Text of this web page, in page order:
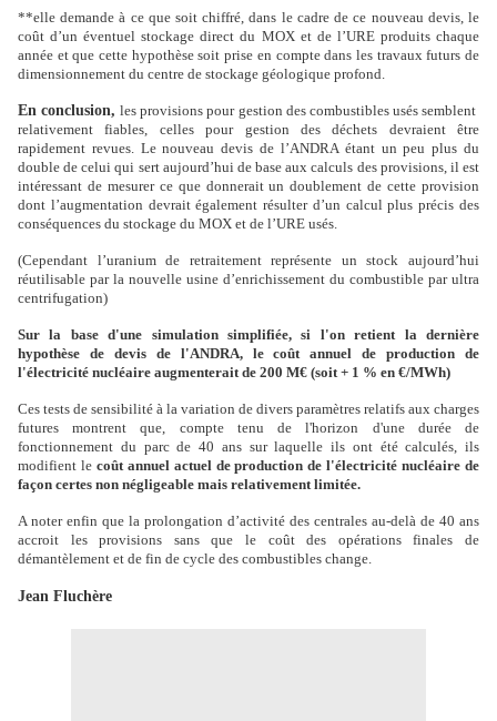
**elle demande à ce que soit chiffré, dans le cadre de ce nouveau devis, le
coût d’un éventuel stockage direct du MOX et de l’URE produits chaque
année et que cette hypothèse soit prise en compte dans les travaux futurs de
dimensionnement du centre de stockage géologique profond.
En conclusion, les provisions pour gestion des combustibles usés semblent
relativement fiables, celles pour gestion des déchets devraient être
rapidement revues. Le nouveau devis de l’ANDRA étant un peu plus du
double de celui qui sert aujourd’hui de base aux calculs des provisions, il est
intéressant de mesurer ce que donnerait un doublement de cette provision
dont l’augmentation devrait également résulter d’un calcul plus précis des
conséquences du stockage du MOX et de l’URE usés.
(Cependant l’uranium de retraitement représente un stock aujourd’hui
réutilisable par la nouvelle usine d’enrichissement du combustible par ultra
centrifugation)
Sur la base d'une simulation simplifiée, si l'on retient la dernière
hypothèse de devis de l'ANDRA, le coût annuel de production de
l'électricité nucléaire augmenterait de 200 M€ (soit+ 1 % en €/MWh)
Ces tests de sensibilité à la variation de divers paramètres relatifs aux charges
futures montrent que, compte tenu de l'horizon d'une durée de
fonctionnement du parc de 40 ans sur laquelle ils ont été calculés, ils
modifient le coût annuel actuel de production de l'électricité nucléaire de
façon certes non négligeable mais relativement limitée.
A noter enfin que la prolongation d’activité des centrales au-delà de 40 ans
accroit les provisions sans que le coût des opérations finales de
démantèlement et de fin de cycle des combustibles change.
Jean Fluchère